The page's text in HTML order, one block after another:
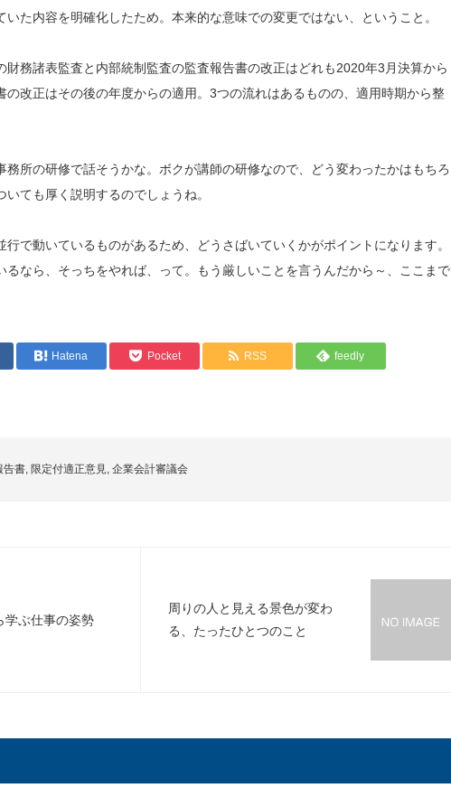
た内容を明確化したため。本来的な意味での変更ではない、ということ。
務諸表監査と内部統制監査の監査報告書の改正はどれも2020年3月決算から
の改正はその後の年度からの適用。3つの流れはあるものの、適用時期から整
所の研修で話そうかな。ボクが講師の研修なので、どう変わったかはもちろ
ても厚く説明するのでしょうね。
で動いているものがあるため、どうさばいていくかがポイントになります。
るなら、そっちをやれば、って。もう厳しいことを言うんだから～、ここまで
Hatena Pocket RSS feedly
告書, 限定付適正意見, 企業会計審議会
学ぶ仕事の姿勢
周りの人と見える景色が変わ
る、たったひとつのこと